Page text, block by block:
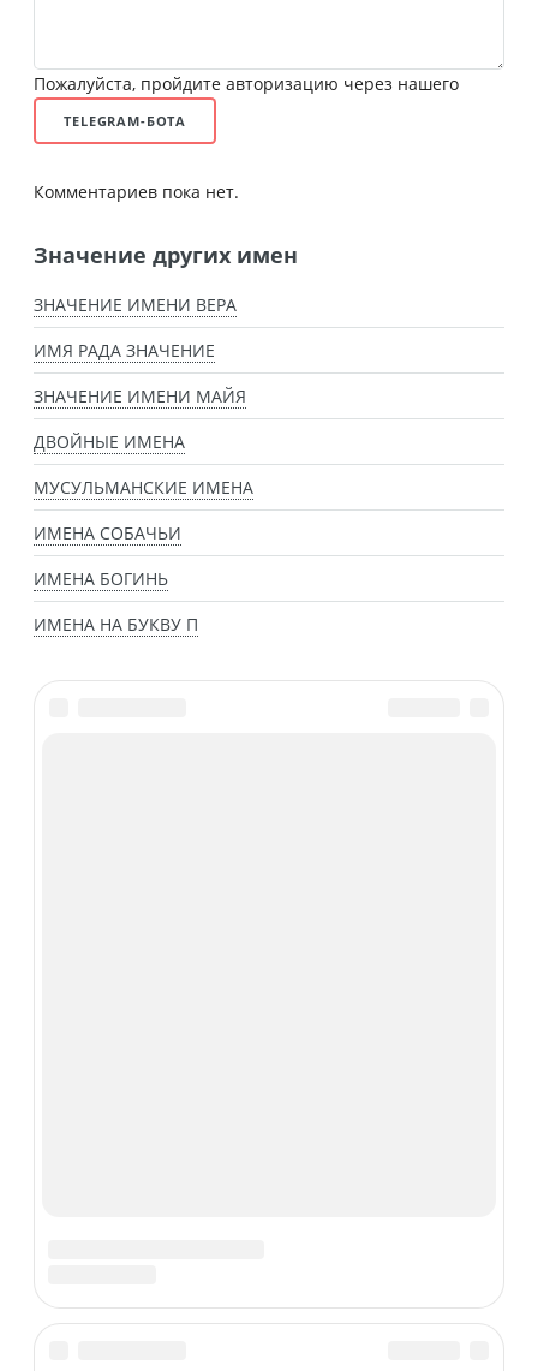
Пожалуйста, пройдите авторизацию через нашего
TELEGRAM-БОТА
Комментариев пока нет.
Значение других имен
ЗНАЧЕНИЕ ИМЕНИ ВЕРА
ИМЯ РАДА ЗНАЧЕНИЕ
ЗНАЧЕНИЕ ИМЕНИ МАЙЯ
ДВОЙНЫЕ ИМЕНА
МУСУЛЬМАНСКИЕ ИМЕНА
ИМЕНА СОБАЧЬИ
ИМЕНА БОГИНЬ
ИМЕНА НА БУКВУ П